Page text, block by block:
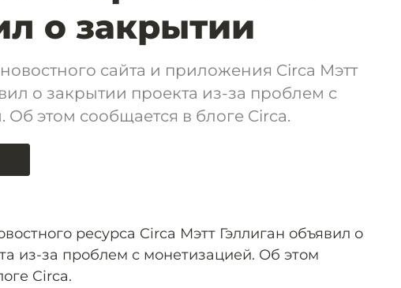
о закрытии
сайта и приложения Circa Мэтт
о закрытии проекта из-за проблем с
Об этом сообщается в блоге Circa.
ресурса Circa Мэтт Гэллиган объявил о
из-за проблем с монетизацией. Об этом
Circa.